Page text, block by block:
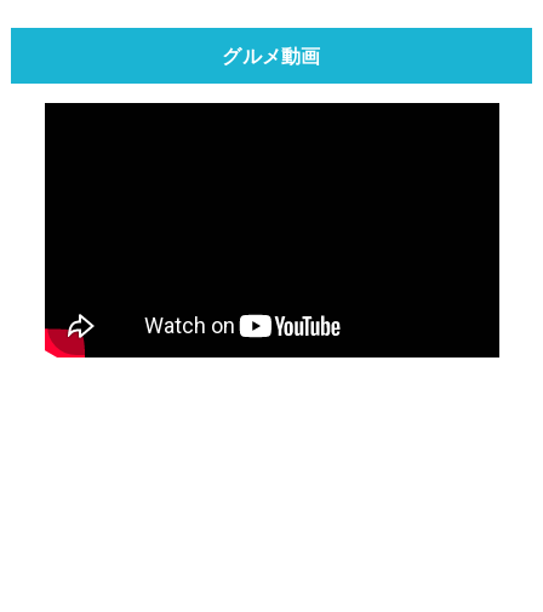
グルメ動画